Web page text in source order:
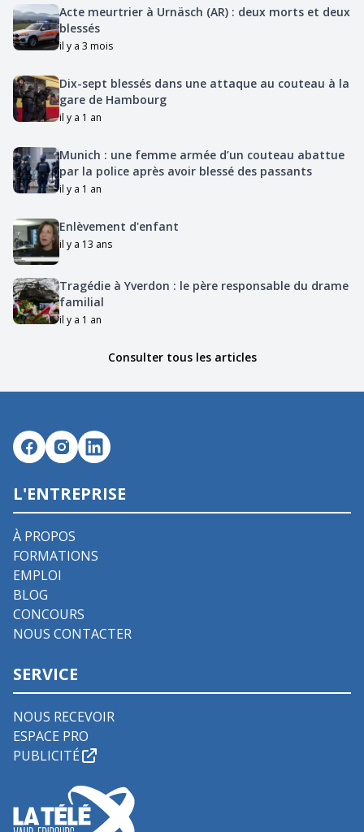
Acte meurtrier à Urnäsch (AR) : deux morts et deux
blessés
il y a 3 mois
Dix-sept blessés dans une attaque au couteau à la
gare de Hambourg
il y a 1 an
Munich : une femme armée d’un couteau abattue
par la police après avoir blessé des passants
il y a 1 an
Enlèvement d'enfant
il y a 13 ans
Tragédie à Yverdon : le père responsable du drame
familial
il y a 1 an
Consulter tous les articles
L'ENTREPRISE
À PROPOS
FORMATIONS
EMPLOI
BLOG
CONCOURS
NOUS CONTACTER
SERVICE
NOUS RECEVOIR
ESPACE PRO
PUBLICITÉ